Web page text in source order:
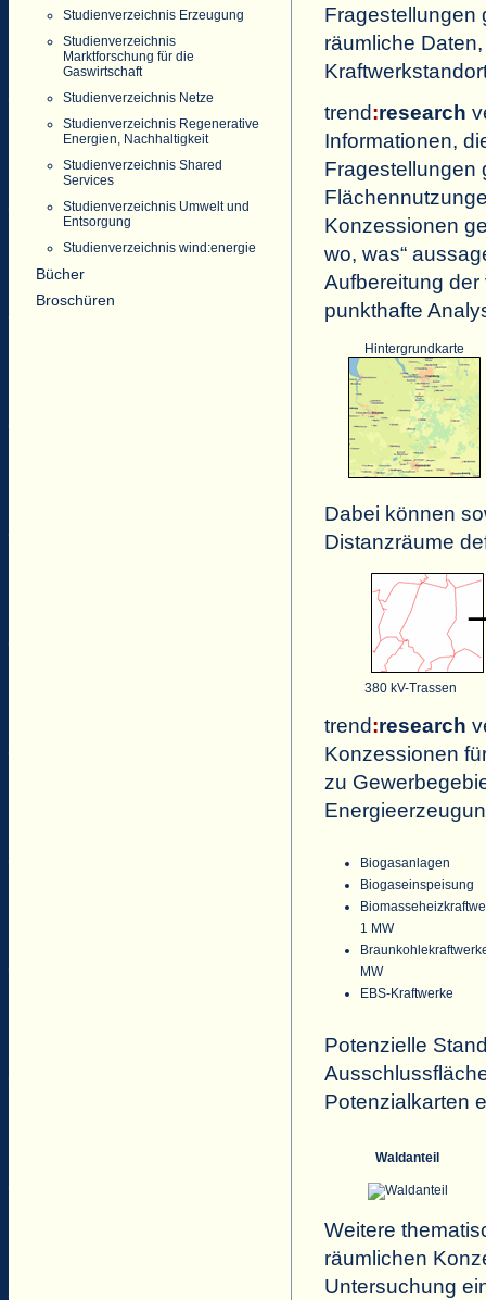
Studienverzeichnis Erzeugung
Studienverzeichnis
Marktforschung für die
Gaswirtschaft
Studienverzeichnis Netze
Studienverzeichnis Regenerative
Energien, Nachhaltigkeit
Studienverzeichnis Shared
Services
Studienverzeichnis Umwelt und
Entsorgung
Studienverzeichnis wind:energie
Bücher
Broschüren
Fragestellungen
räumliche
trend:research
Informationen,
Fragestellungen
Konzessionen
wo, was“
Aufbereitung
punkthafte
Hintergrundkarte
Dabei können
Distanzräume
380 kV-Trassen
trend:research
Konzessionen
zu
Biogasanlagen
Biogaseinspeisung
1 MW
MW
EBS-Kraftwerke
Potenzielle
Potenzialkarten
Waldanteil
Weitere
räumlichen
Untersuchung